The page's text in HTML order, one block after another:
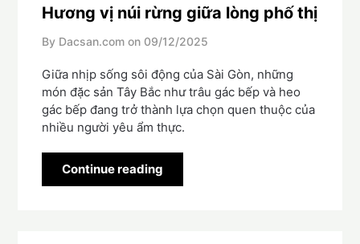
Hương vị núi rừng giữa lòng phố thị
By Dacsan.com on 09/12/2025
Giữa nhịp sống sôi động của Sài Gòn, những
món đặc sản Tây Bắc như trâu gác bếp và heo
gác bếp đang trở thành lựa chọn quen thuộc của
nhiều người yêu ẩm thực.
Continue reading